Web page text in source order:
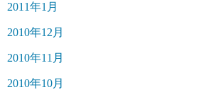
2011年1月
2010年12月
2010年11月
2010年10月